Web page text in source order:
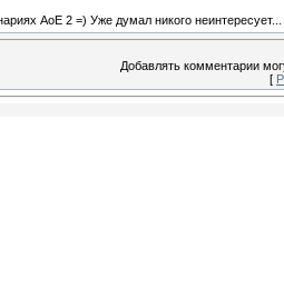
AoE 2 =) Уже думал никого неинтересует...
Добавлять комментарии
[